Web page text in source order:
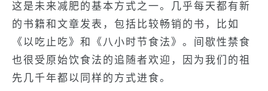
这是未来减肥的基本方式之一。几乎每天都有新
的书籍和文章发表，包括比较畅销的书，比如
《以吃止吃》和《八小时节食法》。间歇性禁食
也很受原始饮食法的追随者欢迎，因为我们的祖
先几千年都以同样的方式进食。